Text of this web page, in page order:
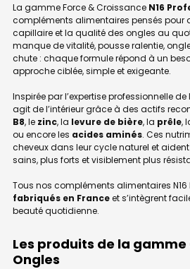
La gamme Force & Croissance N16
compléments alimentaires pensés
capillaire et la qualité des ongles au
manque de vitalité, pousse ralentie,
chute : chaque formule répond à un
approche ciblée, simple et exigeante.
Inspirée par l’expertise professionnelle
agit de l’intérieur grâce à des actifs
B8, le zinc, la levure de bière, la prêle,
ou encore les acides aminés. Ces
cheveux dans leur cycle naturel et
sains, plus forts et visiblement plus
Tous nos compléments alimentaires N16
fabriqués en Franceet s’intègrent
beauté quotidienne.
Les produits de la gamme
Ongles